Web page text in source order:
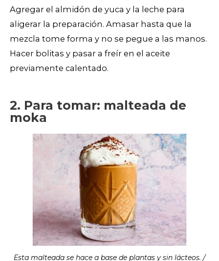
Agregar el almidón de yuca y la leche para
aligerar la preparación. Amasar hasta que la
mezcla tome forma y no se pegue a las manos.
Hacer bolitas y pasar a freír en el aceite
previamente calentado.
2. Para tomar: malteada de
moka
Esta malteada se hace a base de plantas y sin lácteos. /